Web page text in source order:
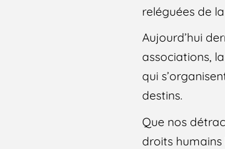
reléguées de
Aujourd’hui
associations,
qui
destins.
Que nos
droits